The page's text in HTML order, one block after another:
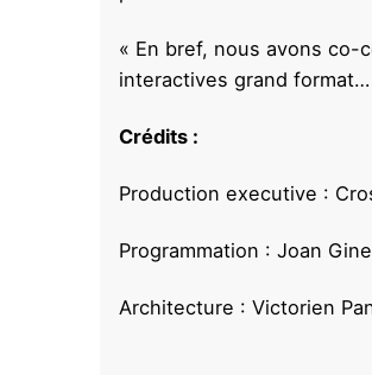
« En bref, nous avons co-
interactives grand
Crédits :
Production executive :
Programmation : Joan
Architecture : Victorien